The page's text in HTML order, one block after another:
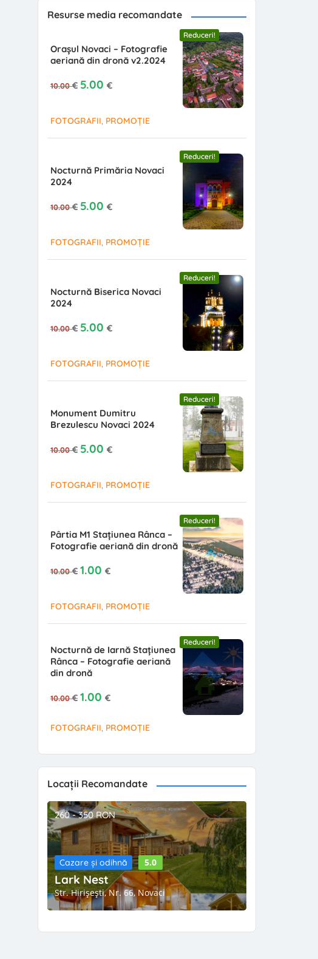
Resurse media recomandate
Orașul Novaci – Fotografie
aeriană din dronă v2.2024
10.00€
Prețul inițial a fost: 10.00 €.
5.00 €
Prețul curent este: 5.00 €.
Reduceri!
FOTOGRAFII, PROMOȚIE
Nocturnă Primăria Novaci
2024
10.00€
Prețul inițial a fost: 10.00 €.
5.00 €
Prețul curent este: 5.00 €.
Reduceri!
FOTOGRAFII, PROMOȚIE
Nocturnă Biserica Novaci
2024
10.00€
Prețul inițial a fost: 10.00 €.
5.00 €
Prețul curent este: 5.00 €.
Reduceri!
FOTOGRAFII, PROMOȚIE
Monument Dumitru
Brezulescu Novaci 2024
10.00€
Prețul inițial a fost: 10.00 €.
5.00 €
Prețul curent este: 5.00 €.
Reduceri!
FOTOGRAFII, PROMOȚIE
Pârtia M1 Stațiunea Rânca –
Fotografie aeriană din dronă
10.00€
Prețul inițial a fost: 10.00 €.
1.00 €
Prețul curent este: 1.00 €.
Reduceri!
FOTOGRAFII, PROMOȚIE
Nocturnă de Iarnă Stațiunea
Rânca – Fotografie aeriană
din dronă
10.00€
Prețul inițial a fost: 10.00 €.
1.00 €
Prețul curent este: 1.00 €.
Reduceri!
FOTOGRAFII, PROMOȚIE
Locații Recomandate
260 - 350 RON
Cazare și odihnă 5.0
Lark Nest
Str. Hirișești, Nr. 66, Novaci